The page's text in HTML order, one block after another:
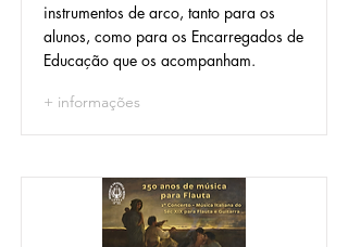
instrumentos de arco, tanto para os
alunos, como para os Encarregados de
Educação que os acompanham.
+ informações